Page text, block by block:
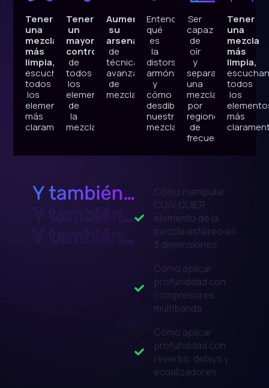
Tener
una
mezcla
más
limpia,
escuchando
todos
los
elementos
más
claramente
Tener
un
mayor
control
de
todos
los
elementos
de
la
mezcla
Aumente
su
arsenal
de
técnicas
avanzadas
de
mezcla
Entender
qué
es
la
distorsión
armónica
y
cómo
desdibuja
nuestra
mezcla.
Ser
capaz
de
oír
y
separar
una
mezcla
por
regiones
de
frecuencia.
Tener
una
mezcla
más
limpia,
todos
los
más
Cómo manipular
CUALQUIER
elemento de la
mezcla estéreo en
3 dimensiones
Cómo aplicar
profundidad con
compresores
multibanda
Cómo aplicar
profundidad con
reverbs, delays y
ecualizadores